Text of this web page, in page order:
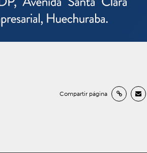
Compartir página